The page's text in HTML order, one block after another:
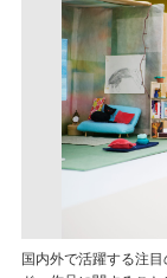
国内外で活躍する注